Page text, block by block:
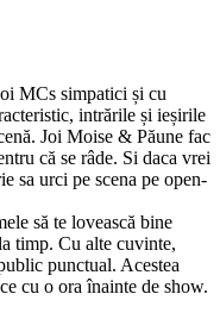
MCs simpatici și cu
intrările și ieșirile
Joi Moise & Păune fac
că se râde. Si daca vrei
sa urci pe scena pe open-
să te lovească bine
timp. Cu alte cuvinte,
punctual. Acestea
cu o ora înainte de show.